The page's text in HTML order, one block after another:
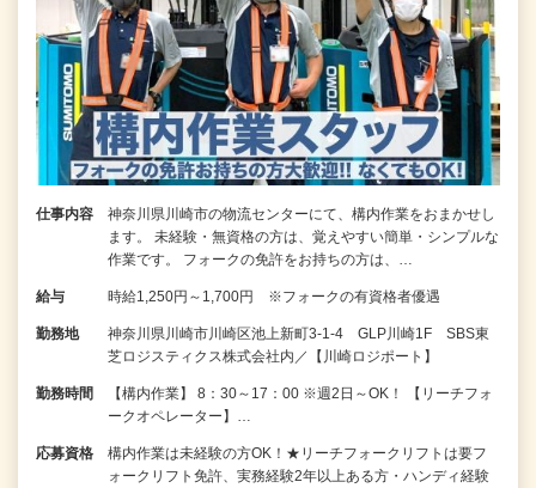
仕事内容
神奈川県川崎市の物流センターにて、構内作業をおまかせし
ます。 未経験・無資格の方は、覚えやすい簡単・シンプルな
作業です。 フォークの免許をお持ちの方は、…
給与 時給1,250円～1,700円 ※フォークの有資格者優遇
勤務地
神奈川県川崎市川崎区池上新町3-1-4 GLP川崎1F SBS東
芝ロジスティクス株式会社内／【川崎ロジポート】
勤務時間
【構内作業】 8：30～17：00 ※週2日～OK！ 【リーチフォ
ークオペレーター】…
応募資格
構内作業は未経験の方OK！★リーチフォークリフトは要フ
ォークリフト免許、実務経験2年以上ある方・ハンディ経験